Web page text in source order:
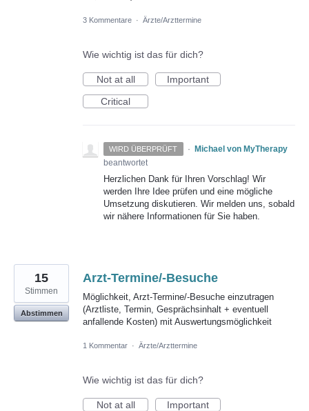
3 Kommentare · Ärzte/Arzttermine
Wie wichtig ist das für dich?
Not at all
Important
Critical
WIRD ÜBERPRÜFT · Michael von MyTherapy
beantwortet
Herzlichen Dank für Ihren Vorschlag! Wir
werden Ihre Idee prüfen und eine mögliche
Umsetzung diskutieren. Wir melden uns, sobald
wir nähere Informationen für Sie haben.
Arzt-Termine/-Besuche
Möglichkeit, Arzt-Termine/-Besuche einzutragen
(Arztliste, Termin, Gesprächsinhalt + eventuell
anfallende Kosten) mit Auswertungsmöglichkeit
15
Stimmen
Abstimmen
1 Kommentar · Ärzte/Arzttermine
Wie wichtig ist das für dich?
Not at all
Important